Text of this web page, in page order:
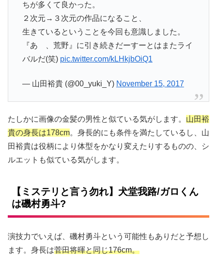
ちが多くて良かった。
２次元→３次元の作品になること、
生きているということを今回も意識しました。
『あゝ、荒野』に引き続きだーすーとはまたライ
バルだ(笑) pic.twitter.com/kLHkjbOiQ1
— 山田裕貴 (@00_yuki_Y) November 15, 2017
たしかに画像の金髪の男性と似ている気がします。 山田裕
貴の身長は178cm。身長的にも条件を満たしているし、山
田裕貴は役柄により体型をかなり変えたりするものの、シ
ルエットも似ている気がします。
【ミステリと言う勿れ】犬堂我路/ガロくん
は磯村勇斗?
演技力でいえば、磯村勇斗という可能性もありだと予想し
ます。身長は菅田将暉と同じ176cm。